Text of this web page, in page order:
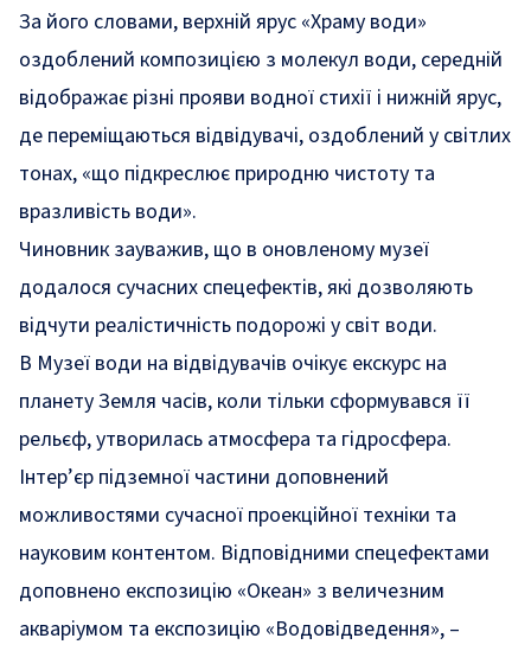
За його словами, верхній ярус «Храму води»
оздоблений композицією з молекул води, середній
відображає різні прояви водної стихії і нижній ярус,
де переміщаються відвідувачі, оздоблений у світлих
тонах, «що підкреслює природню чистоту та
вразливість води».
Чиновник зауважив, що в оновленому музеї
додалося сучасних спецефектів, які дозволяють
відчути реалістичність подорожі у світ води.
В Музеї води на відвідувачів очікує екскурс на
планету Земля часів, коли тільки сформувався її
рельєф, утворилась атмосфера та гідросфера.
Інтер’єр підземної частини доповнений
можливостями сучасної проекційної техніки та
науковим контентом. Відповідними спецефектами
доповнено експозицію «Океан» з величезним
акваріумом та експозицію «Водовідведення», –